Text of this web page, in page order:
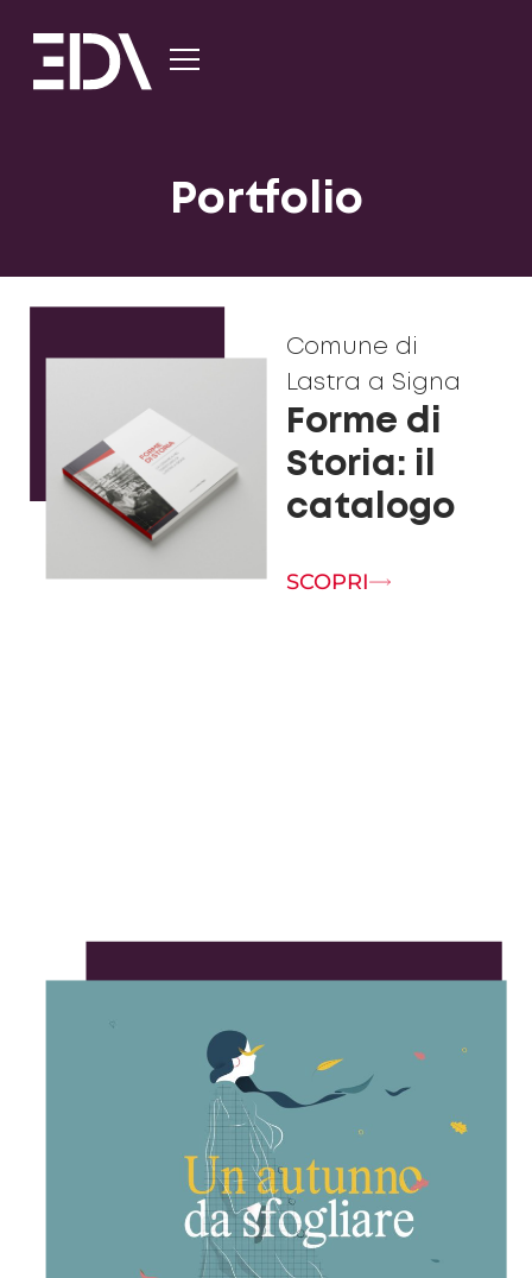
Portfolio
Comune di
Lastra a Signa
Forme di
Storia: il
catalogo
SCOPRI